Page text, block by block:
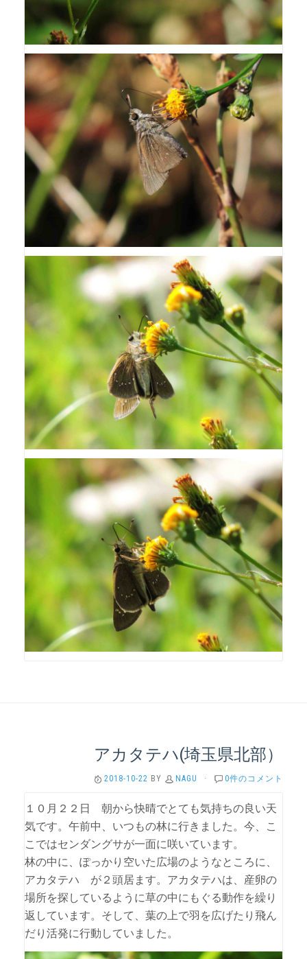
アカタテハ(埼玉県北部）
2018-10-22 BY NAGU · 0件のコメント
１０月２２日 朝から快晴でとても気持ちの良い天
気です。午前中、いつもの林に行きました。今、こ
こではセンダングサが一面に咲いています。
林の中に、ぽっかり空いた広場のようなところに、
アカタテハ が２頭居ます。アカタテハは、産卵の
場所を探しているように草の中にもぐる動作を繰り
返しています。そして、葉の上で羽を広げたり飛ん
だり活発に行動していました。